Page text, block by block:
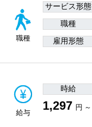
職種
サービス形態
職種
雇用形態
給与
時給
1,297 円 ～